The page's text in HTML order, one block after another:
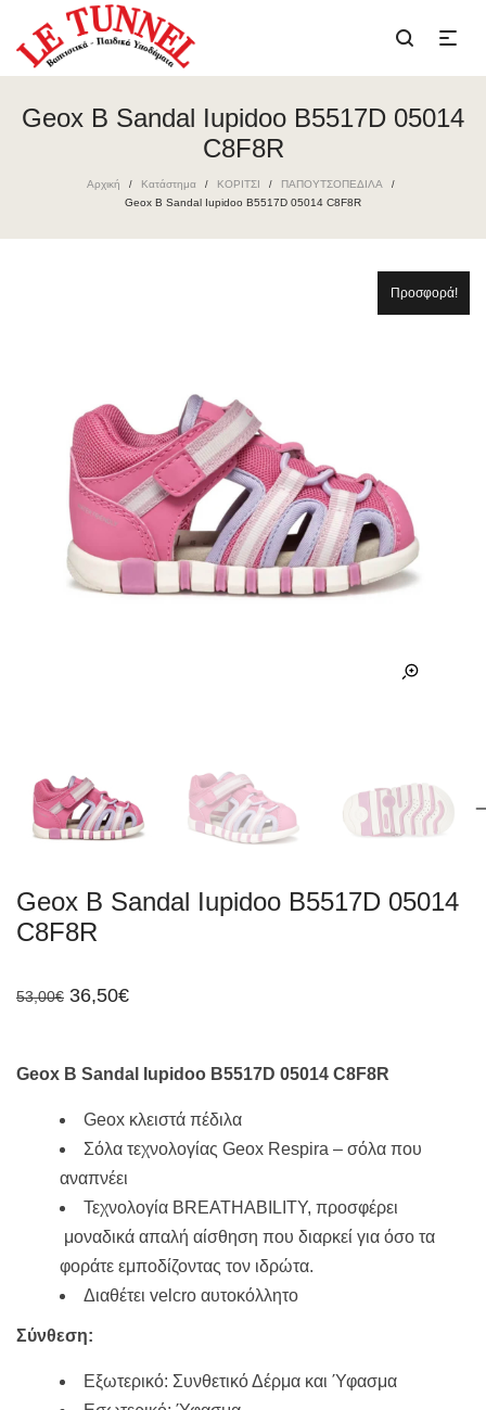
Geox B Sandal Iupidoo B5517D 05014
C8F8R
Αρχική / Κατάστημα / ΚΟΡΙΤΣΙ / ΠΑΠΟΥΤΣΟΠΕΔΙΛΑ /
Geox B Sandal Iupidoo B5517D 05014 C8F8R
Προσφορά!
Geox B Sandal Iupidoo B5517D 05014
C8F8R
53,00€ Original
36,50€Η
36,50€.
Geox B Sandal Iupidoo B5517D 05014 C8F8R
Geox κλειστά πέδιλα
Σόλα τεχνολογίας Geox Respira – σόλα που
αναπνέει
Τεχνολογία BREATHABILITY, προσφέρει
μοναδικά απαλή αίσθηση που διαρκεί για όσο τα
φοράτε εμποδίζοντας τον ιδρώτα.
Διαθέτει velcro αυτοκόλλητο
Σύνθεση:
Εξωτερικό: Συνθετικό Δέρμα και Ύφασμα